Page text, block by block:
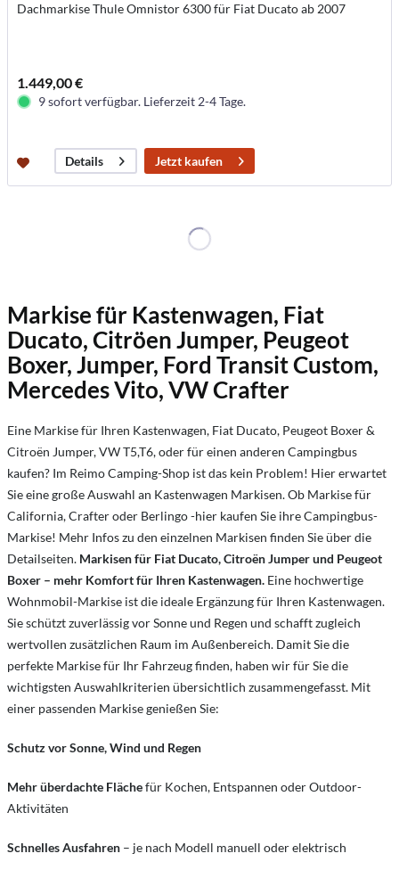
Dachmarkise Thule Omnistor 6300 für Fiat Ducato ab 2007
1.449,00 €
9 sofort verfügbar. Lieferzeit 2-4 Tage.
Details Jetzt kaufen
Markise für Kastenwagen, Fiat
Ducato, Citröen Jumper, Peugeot
Boxer, Jumper, Ford Transit Custom,
Mercedes Vito, VW Crafter
Eine Markise für Ihren Kastenwagen, Fiat Ducato, Peugeot Boxer &
Citroën Jumper, VW T5,T6, oder für einen anderen Campingbus
kaufen? Im Reimo Camping-Shop ist das kein Problem! Hier erwartet
Sie eine große Auswahl an Kastenwagen Markisen. Ob Markise für
California, Crafter oder Berlingo -hier kaufen Sie ihre Campingbus-
Markise! Mehr Infos zu den einzelnen Markisen finden Sie über die
Detailseiten. Markisen für Fiat Ducato, Citroën Jumper und Peugeot
Boxer – mehr Komfort für Ihren Kastenwagen. Eine hochwertige
Wohnmobil-Markise ist die ideale Ergänzung für Ihren Kastenwagen.
Sie schützt zuverlässig vor Sonne und Regen und schafft zugleich
wertvollen zusätzlichen Raum im Außenbereich. Damit Sie die
perfekte Markise für Ihr Fahrzeug finden, haben wir für Sie die
wichtigsten Auswahlkriterien übersichtlich zusammengefasst. Mit
einer passenden Markise genießen Sie:
Schutz vor Sonne, Wind und Regen
Mehr überdachte Flächefür Kochen, Entspannen oder Outdoor-
Aktivitäten
Schnelles Ausfahren – je nach Modell manuell oder elektrisch